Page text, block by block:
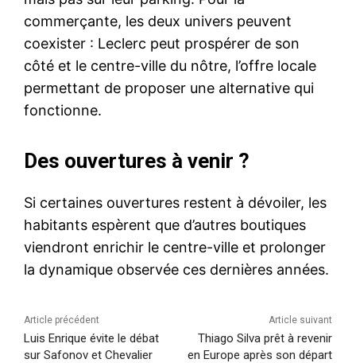
commerçante, les deux univers peuvent
coexister : Leclerc peut prospérer de son
côté et le centre-ville du nôtre, l’offre locale
permettant de proposer une alternative qui
fonctionne.
Des ouvertures à venir ?
Si certaines ouvertures restent à dévoiler, les
habitants espèrent que d’autres boutiques
viendront enrichir le centre-ville et prolonger
la dynamique observée ces dernières années.
Article précédent
Luis Enrique évite le débat
sur Safonov et Chevalier
Article suivant
Thiago Silva prêt à revenir
en Europe après son départ